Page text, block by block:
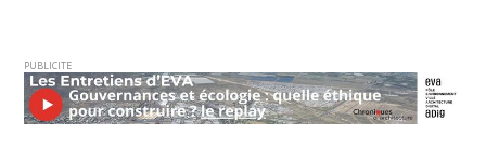
PUBLICITE